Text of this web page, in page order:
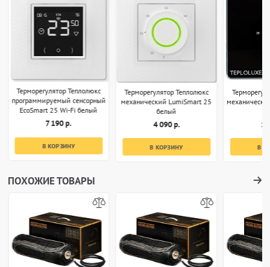
Терморегулятор Теплолюкс
программируемый сенсорный
EcoSmart 25 Wi-Fi белый
7 190 р.
В КОРЗИНУ
Терморегулятор Теплолюкс
механический LumiSmart 25
белый
4 090 р.
В КОРЗИНУ
1
В
ПОХОЖИЕ ТОВАРЫ